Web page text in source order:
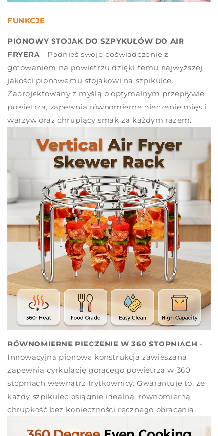
FUNKCJE
PIONOWY STOJAK DO SZPYKUŁÓW DO AIR
FRYERA- Podnieś swoje doświadczenie z
gotowaniem na powietrzu dzięki temu najwyższej
jakości pionowemu stojakowi na szpikulce.
Zaprojektowany z myślą o optymalnym przepływie
powietrza, zapewnia równomierne pieczenie mięs i
warzyw oraz chrupiący smak za każdym razem.
RÓWNOMIERNE PIECZENIE W 360 STOPNIACH -
Innowacyjna pionowa konstrukcja zawieszana
zapewnia cyrkulację gorącego powietrza w 360
stopniach wewnątrz frytkownicy. Gwarantuje to, że
każdy szpikulec osiągnie idealną, równomierną
chrupkość bez konieczności ręcznego obracania.